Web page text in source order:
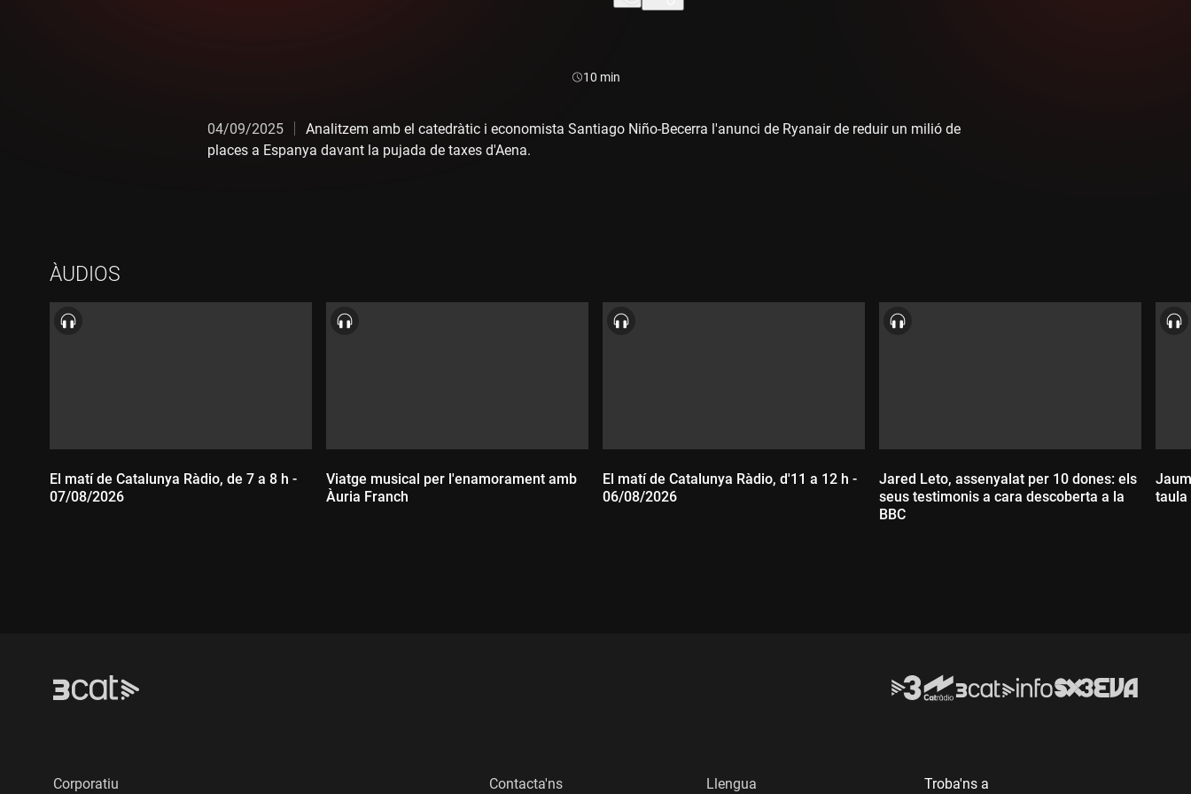
Durada:
10 min
04/09/2025
Analitzem amb el catedràtic i economista Santiago Niño-Becerra l'anunci de Ryanair de reduir un milió de
places a Espanya davant la pujada de taxes d'Aena.
ÀUDIOS
El matí de Catalunya Ràdio, de 7 a 8 h -
07/08/2026
Viatge musical per l'enamorament amb
Àuria Franch
El matí de Catalunya Ràdio, d'11 a 12 h -
06/08/2026
Jared Leto, assenyalat per 10 dones: els
seus testimonis a cara descoberta a la
BBC
taula
Corporatiu Contacta'ns Llengua Troba'ns a